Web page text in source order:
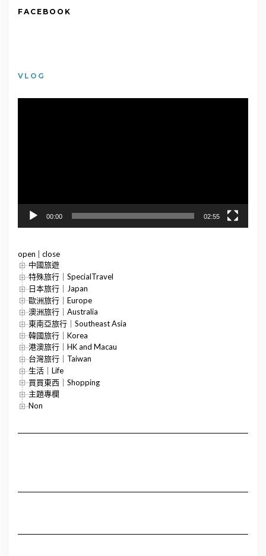
FACEBOOK
VLOG
00:00 02:55
open
close
中國旅遊
特殊旅行｜SpecialTravel
日本旅行｜Japan
歐洲旅行｜Europe
澳洲旅行｜Australia
東南亞旅行｜Southeast Asia
韓國旅行｜Korea
港澳旅行｜HK and Macau
台灣旅行｜Taiwan
生活｜Life
買買東西｜Shopping
主題專欄
Non